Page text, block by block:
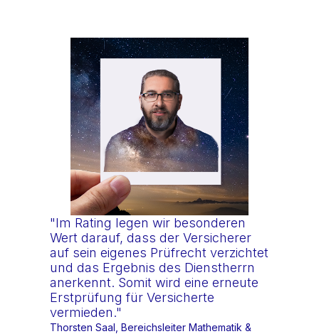
"Im Rating legen wir besonderen
Wert darauf, dass der Versicherer
auf sein eigenes Prüfrecht verzichtet
und das Ergebnis des Dienstherrn
anerkennt. Somit wird eine erneute
Erstprüfung für Versicherte
vermieden."
Thorsten Saal, Bereichsleiter Mathematik &